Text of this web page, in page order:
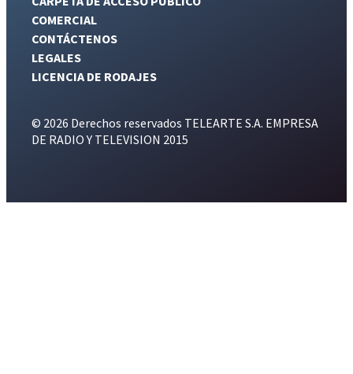
COMERCIAL
CONTÁCTENOS
LEGALES
LICENCIA DE RODAJES
© 2026 Derechos reservados TELEARTE S.A. EMPRESA
DE RADIO Y TELEVISION 2015